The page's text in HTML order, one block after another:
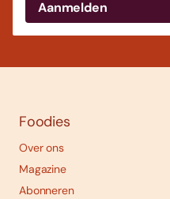
Foodies
Over ons
Magazine
Abonneren